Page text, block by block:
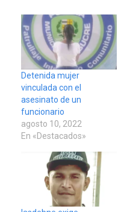
Detenida mujer
vinculada con el
asesinato de un
funcionario
agosto 10, 2022
En «Destacados»